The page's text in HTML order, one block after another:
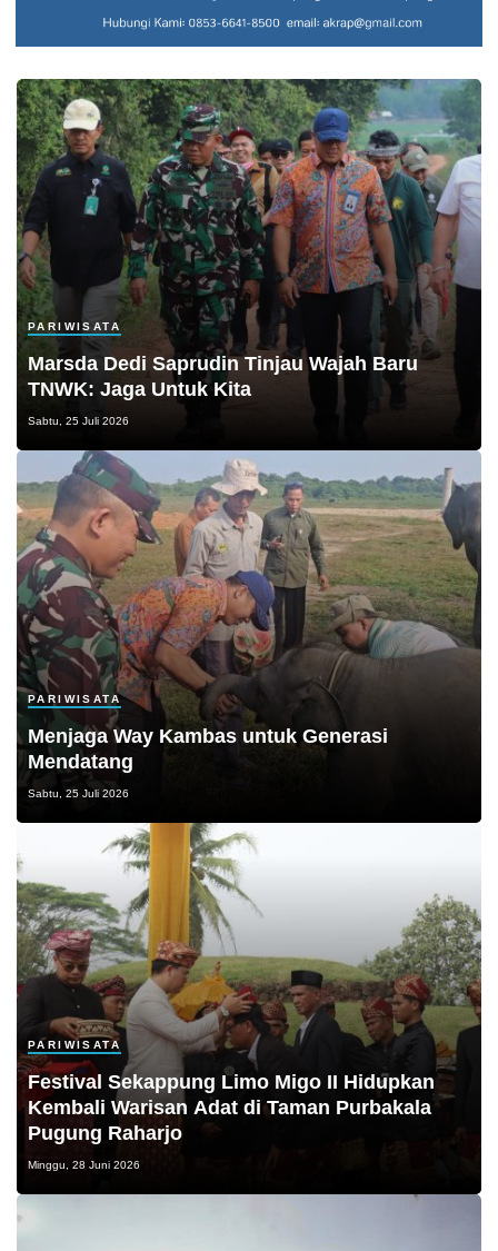
PARIWISATA
Marsda Dedi Saprudin Tinjau Wajah Baru
TNWK: Jaga Untuk Kita
Sabtu, 25 Juli 2026
PARIWISATA
Menjaga Way Kambas untuk Generasi
Mendatang
Sabtu, 25 Juli 2026
PARIWISATA
Festival Sekappung Limo Migo II Hidupkan
Kembali Warisan Adat di Taman Purbakala
Pugung Raharjo
Minggu, 28 Juni 2026